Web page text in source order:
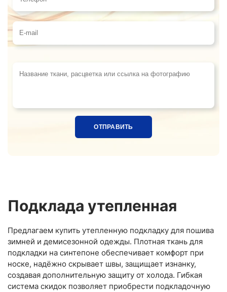
Телефон
E-mail
Подклада утепленная
Предлагаем купить утепленную подкладку для пошива
зимней и демисезонной одежды. Плотная ткань для
подкладки на синтепоне обеспечивает комфорт при
носке, надёжно скрывает швы, защищает изнанку,
создавая дополнительную защиту от холода. Гибкая
система скидок позволяет приобрести подкладочную